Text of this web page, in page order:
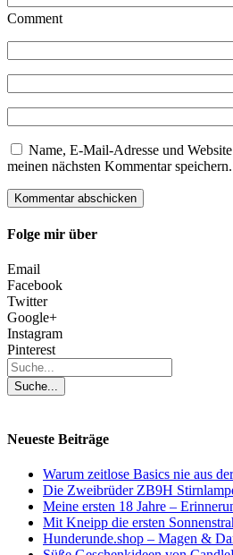
Comment
Name, E-Mail-Adresse und
meinen nächsten Kommentar speichern.
Folge mir über
Email
Facebook
Twitter
Google+
Instagram
Pinterest
Neueste Beiträge
Warum zeitlose Basics nie aus
Die Zweibrüder ZB9H
Meine ersten 18 Jahre –
Mit Kneipp die ersten
Hunderunde.shop – Magen &